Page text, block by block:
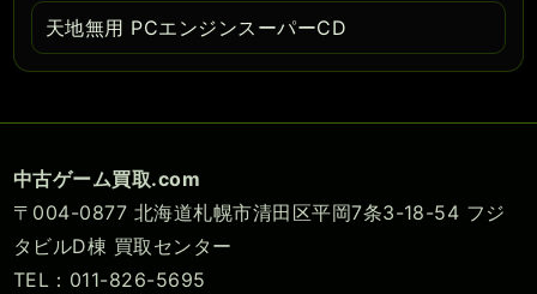
天地無用 PCエンジンスーパーCD
中古ゲーム買取.com
〒004-0877 北海道札幌市清田区平岡7条3-18-54 フジ
タビルD棟 買取センター
TEL：011-826-5695